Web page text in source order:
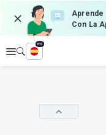
Aprende
Con La
Explorar
es